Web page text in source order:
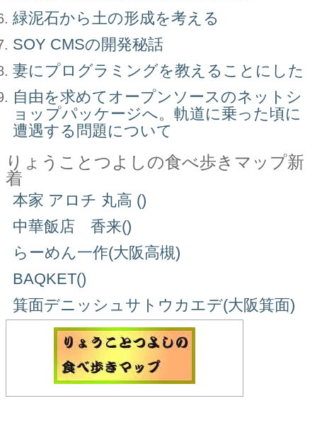
緑泥石から土の形成を考える
SOY CMSの開発秘話
妻にプログラミングを教えることにした
自由を求めてオープンソースのネットシ
ョップパッケージへ。軌道に乗った頃に
遭遇する問題について
りょうことつよしの食べ歩きマップ新
着
本家 アロチ 丸高 ()
中華飯店 香来()
らーめん一作(大阪高槻)
BAQKET()
箕面デニッシュサトウカエデ(大阪箕面)